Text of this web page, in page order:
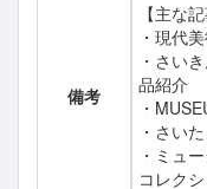
備考
【主な記
・現代
・さい
品紹介
・
・さい
・ミュ
コレクシ